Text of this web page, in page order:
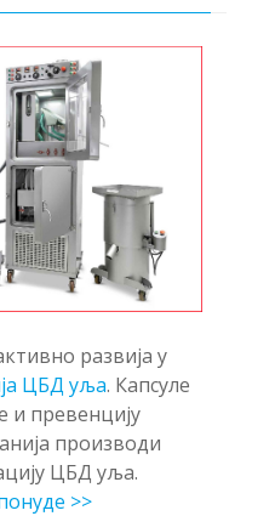
развија у
ЦБД уља. Капсуле
и превенцију
производи
ЦБД уља.
>>